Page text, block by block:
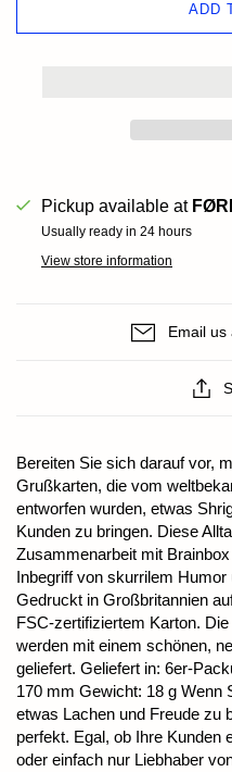
ADD
Pickup available at
Usually ready in 24 hours
View store information
Email us
Bereiten Sie sich darauf vor,
Grußkarten, die vom
entworfen wurden, etwas
Kunden zu bringen. Diese
Zusammenarbeit mit
Inbegriff von skurrilem
Gedruckt in Großbritannien
FSC-zertifiziertem Karton.
werden mit einem schönen,
geliefert. Geliefert in: 6er-
170 mm Gewicht: 18 g Wenn
etwas Lachen und Freude zu
perfekt. Egal, ob Ihre Kunden
oder einfach nur Liebhaber